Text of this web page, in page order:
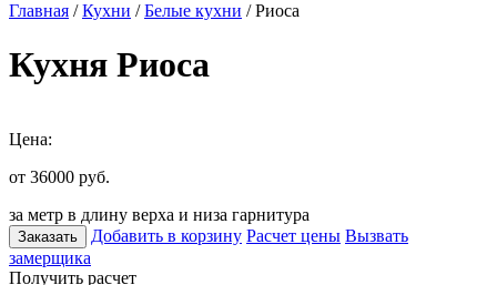
Главная /Кухни /Белые кухни / Риоса
Кухня Риоса
Цена:
от 36000 руб.
за метр в длину верха и низа гарнитура
Заказать Добавить в корзину Расчет цены Вызвать
замерщика
Получить расчет